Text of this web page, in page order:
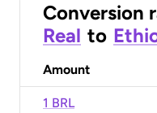
Conversion
Real to
Amount
1 BRL